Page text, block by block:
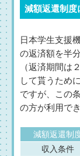
減額返還制度
日本学生支援
の返済額を半
（返済期間は
して貰うため
ですが、この
の方が利用で
減額返還制
収入条件